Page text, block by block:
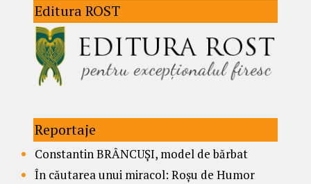
Editura ROST
Reportaje
Constantin BRÂNCUȘI, model de bărbat
În căutarea unui miracol: Roșu de Humor